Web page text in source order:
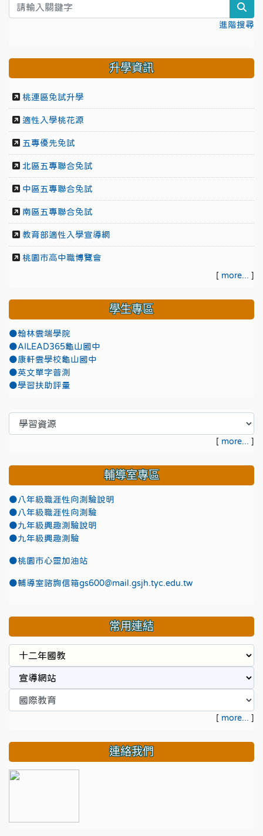
進階搜尋
升學資訊
桃連區免試升學
適性入學桃花源
五專優先免試
北區五專聯合免試
中區五專聯合免試
南區五專聯合免試
教育部適性入學宣導網
桃園市高中職博覽會
[ more... ]
學生專區
●翰林雲端學院
●AILEAD365龜山國中
●康軒雲學校龜山國中
●英文單字普測
●學習扶助評量
[ more... ]
輔導室專區
●八年級職涯性向測驗說明
●八年級職涯性向測驗
●九年級興趣測驗說明
●九年級興趣測驗
●桃園市心靈加油站
●輔導室諮詢信箱gs600@mail.gsjh.tyc.edu.tw
常用連結
[ more... ]
連絡我們